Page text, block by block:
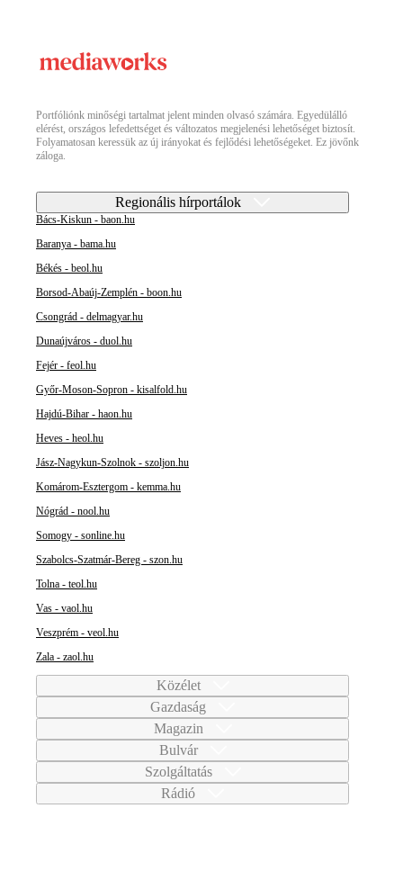
Portfóliónk minőségi tartalmat jelent minden olvasó számára. Egyedülálló
elérést, országos lefedettséget és változatos megjelenési lehetőséget biztosít.
Folyamatosan keressük az új irányokat és fejlődési lehetőségeket. Ez jövőnk
záloga.
Regionális hírportálok
Bács-Kiskun - baon.hu
Baranya - bama.hu
Békés - beol.hu
Borsod-Abaúj-Zemplén - boon.hu
Csongrád - delmagyar.hu
Dunaújváros - duol.hu
Fejér - feol.hu
Győr-Moson-Sopron - kisalfold.hu
Hajdú-Bihar - haon.hu
Heves - heol.hu
Jász-Nagykun-Szolnok - szoljon.hu
Komárom-Esztergom - kemma.hu
Nógrád - nool.hu
Somogy - sonline.hu
Szabolcs-Szatmár-Bereg - szon.hu
Tolna - teol.hu
Vas - vaol.hu
Veszprém - veol.hu
Zala - zaol.hu
Közélet
Gazdaság
Magazin
Bulvár
Szolgáltatás
Rádió